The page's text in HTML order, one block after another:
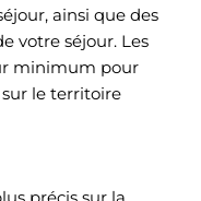
ainsi que des
votre séjour. Les
minimum pour
le territoire